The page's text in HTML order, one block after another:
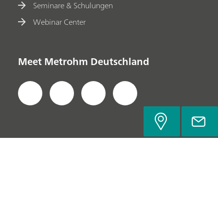
Seminare & Schulungen
Webinar Center
Meet Metrohm Deutschland